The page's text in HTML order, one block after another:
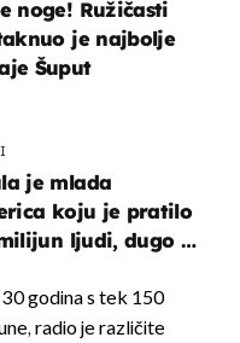
noge! Ružičasti
je najbolje
Šuput
je mlada
koju je pratilo
ljudi, dugo se
godina s tek 150
radio je različite